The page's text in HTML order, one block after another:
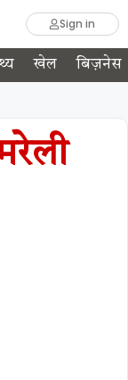
Sign in
खेल बिज़नेस